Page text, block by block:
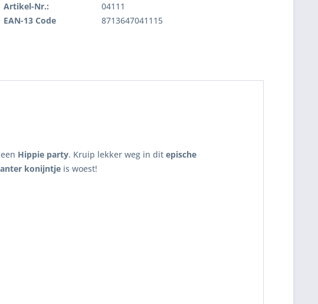
Artikel-Nr.:
04111
EAN-13 Code
8713647041115
Hippie party. Kruip lekker weg in dit epische
konijntje is woest!